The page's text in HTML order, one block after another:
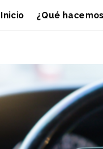
Inicio ¿Qué